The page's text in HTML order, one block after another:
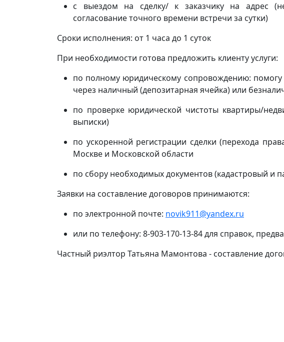
с выездом на сделку/ к заказчику на адрес(
согласование точного времени встречи за сутки)
Сроки исполнения: от 1 часа до 1 суток
При необходимости готова предложить клиенту услуги:
по полному юридическому сопровождению:
через наличный (депозитарная ячейка) или
по проверке юридической чистоты квартиры/
выписки)
по ускоренной регистрации сделки (перехода
Москве и Московской области
по сбору необходимых документов (кадастровый и
Заявки на составление договоров принимаются:
по электронной почте: novik911@yandex.ru
или по телефону: 8-903-170-13-84 для справок,
Частный риэлтор Татьяна Мамонтова - составление